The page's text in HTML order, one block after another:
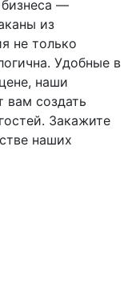
—
из
не только
Удобные в
наши
вам создать
Закажите
наших